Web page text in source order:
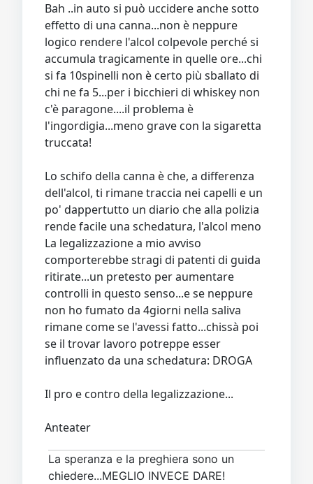
Bah ..in auto si può uccidere anche sotto
effetto di una canna...non è neppure
logico rendere l'alcol colpevole perché si
accumula tragicamente in quelle ore...chi
si fa 10spinelli non è certo più sballato di
chi ne fa 5...per i bicchieri di whiskey non
c'è paragone....il problema è
l'ingordigia...meno grave con la sigaretta
truccata!
Lo schifo della canna è che, a differenza
dell'alcol, ti rimane traccia nei capelli e un
po' dappertutto un diario che alla polizia
rende facile una schedatura, l'alcol meno
La legalizzazione a mio avviso
comporterebbe stragi di patenti di guida
ritirate...un pretesto per aumentare
controlli in questo senso...e se neppure
non ho fumato da 4giorni nella saliva
rimane come se l'avessi fatto...chissà poi
se il trovar lavoro potreppe esser
influenzato da una schedatura: DROGA
Il pro e contro della legalizzazione...
Anteater
La speranza e la preghiera sono un
chiedere...MEGLIO INVECE DARE!